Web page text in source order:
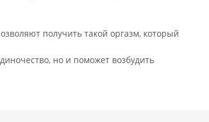
получить такой оргазм, который
но и поможет возбудить